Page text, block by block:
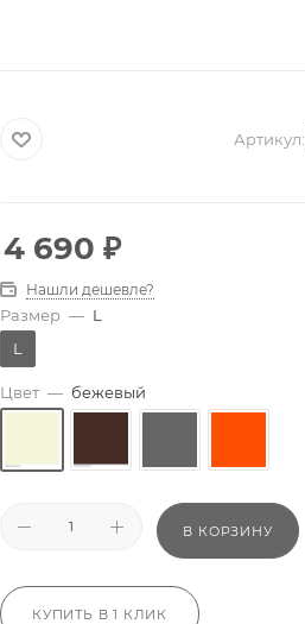
Артикул:
4 690 ₽
Нашли дешевле?
Размер — L
L
Цвет — бежевый
В КОРЗИНУ
КУПИТЬ В 1 КЛИК